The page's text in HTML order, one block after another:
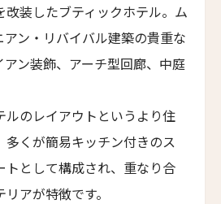
ス・ホテル
テル & レジデンシズ
パ
ド
改装したブティックホテル。ム
ン・リバイバル建築の貴重な
ン装飾、アーチ型回廊、中庭
ルのレイアウトというより住
多くが簡易キッチン付きのス
トとして構成され、重なり合
アが特徴です。